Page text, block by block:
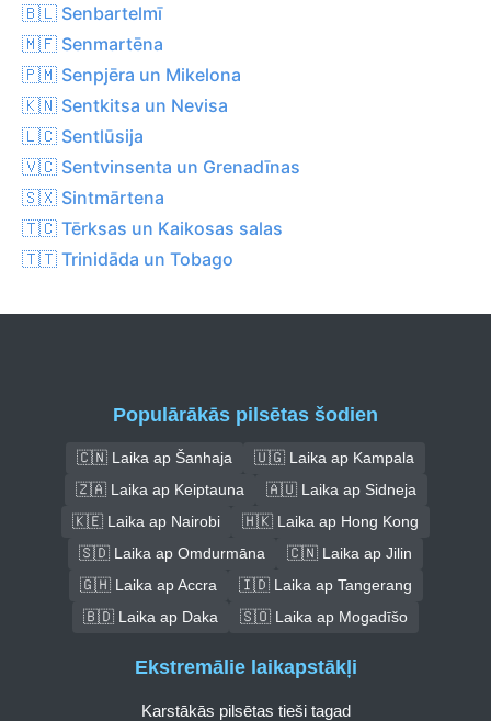
🇧🇱 Senbartelmī
🇲🇫 Senmartēna
🇵🇲 Senpjēra un Mikelona
🇰🇳 Sentkitsa un Nevisa
🇱🇨 Sentlūsija
🇻🇨 Sentvinsenta un Grenadīnas
🇸🇽 Sintmārtena
🇹🇨 Tērksas un Kaikosas salas
🇹🇹 Trinidāda un Tobago
Populārākās pilsētas šodien
🇨🇳 Laika ap Šanhaja
🇺🇬 Laika ap Kampala
🇿🇦 Laika ap Keiptauna
🇦🇺 Laika ap Sidneja
🇰🇪 Laika ap Nairobi
🇭🇰 Laika ap Hong Kong
🇸🇩 Laika ap Omdurmāna
🇨🇳 Laika ap Jilin
🇬🇭 Laika ap Accra
🇮🇩 Laika ap Tangerang
🇧🇩 Laika ap Daka
🇸🇴 Laika ap Mogadīšo
Ekstremālie laikapstākļi
Karstākās pilsētas tieši tagad